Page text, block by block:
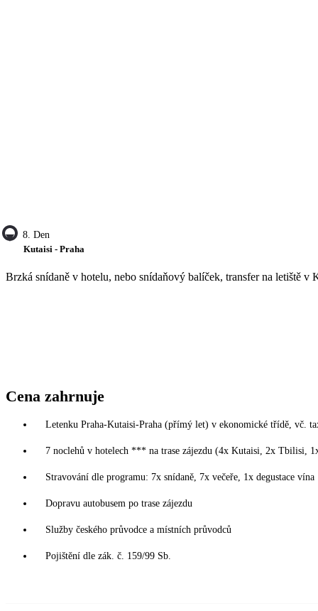
8. Den
Kutaisi - Praha
Brzká snídaně v hotelu, nebo snídaňový balíček, transfer na letiště v
Cena zahrnuje
Letenku Praha-Kutaisi-Praha (přímý let) v ekonomické třídě, vč.
7 noclehů v hotelech *** na trase zájezdu (4x Kutaisi, 2x Tbilisi,
Stravování dle programu: 7x snídaně, 7x večeře, 1x degustace vína
Dopravu autobusem po trase zájezdu
Služby českého průvodce a místních průvodců
Pojištění dle zák. č. 159/99 Sb.